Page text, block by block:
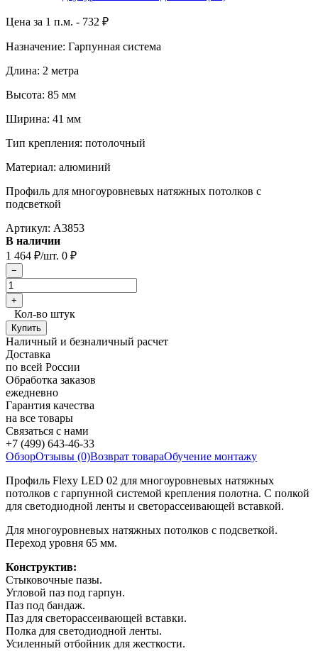
Цена за 1 п.м. - 732 ₽
Назначение: Гарпунная система
Длина: 2 метра
Высота: 85 мм
Ширина: 41 мм
Тип крепления: потолочный
Материал: алюминий
Профиль для многоуровневых натяжных потолков с
подсветкой
Артикул: A3853
В наличии
1 464 ₽/шт. 0 ₽
Кол-во штук
Наличный и безналичный расчет
Доставка
по всей России
Обработка заказов
ежедневно
Гарантия качества
на все товары
Связаться с нами
+7 (499) 643-46-33
ОбзорОтзывы (0)Возврат товараОбучение монтажу
Профиль Flexy LED 02 для многоуровневых натяжных
потолков с гарпунной системой крепления полотна. С полкой
для светодиодной ленты и светорассеивающей вставкой.
Для многоуровневых натяжных потолков с подсветкой.
Переход уровня 65 мм.
Конструктив:
Стыковочные пазы.
Угловой паз под гарпун.
Паз под бандаж.
Паз для светорассеивающей вставки.
Полка для светодиодной ленты.
Усиленный отбойник для жесткости.